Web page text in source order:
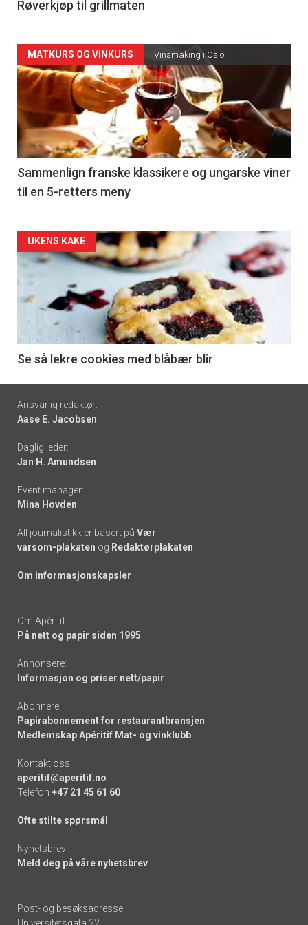
4
Røverkjøp til grillmaten
Forsiden
akkurat
nå
-
5
MATKURS OG VINKURS Vinsmaking i Oslo
Sammenlign franske klassikere og ungarske viner
til en 5-retters meny
Forsiden
akkurat
nå
6
UKENS KAKE
Se så lekre cookies med blåbær blir
Footer
-
links
Ansvarlig redaktør:
Aase E. Jacobsen
Daglig leder:
Jan H. Amundsen
Event manager:
Mina Hovden
All journalistikk er basert på Vær
varsom-plakaten og Redaktørplakaten
Om informasjonskapsler
Om Apéritif:
På nett og papir siden 1995
Annonsere:
Informasjon og priser nett/papir
Abonnere:
Papirabonnement for restaurantbransjen
Medlemskap Apéritif Mat- og vinklubb
Kontakt oss:
aperitif@aperitif.no
Telefon +47 21 45 61 60
Ofte stilte spørsmål
Nyhetsbrev:
Meld deg på våre nyhetsbrev
Post- og besøksadresse: